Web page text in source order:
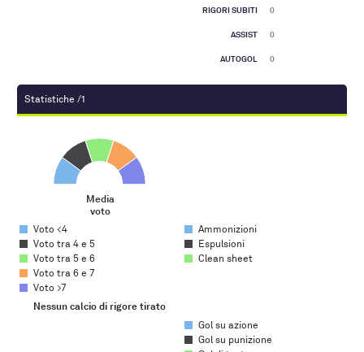
RIGORI SUBITI 0
ASSIST 0
AUTOGOL 0
Statistiche /1
Media voto
Pie chart with 5 slices.
Media
voto
End of interactive chart.
Voto <4
Voto tra 4 e 5
Voto tra 5 e 6
Voto tra 6 e 7
Voto >7
Ammonizioni
Espulsioni
Clean sheet
Nessun calcio di rigore tirato
Gol su azione
Gol su punizione